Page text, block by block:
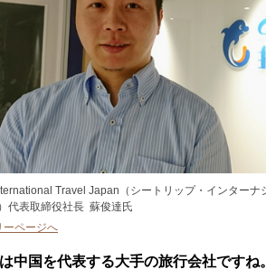
Travel Japan（シートリップ・インターナ
代表取締役社長 蘇俊達氏
ーページへ
国を代表する大手の旅行会社ですね。